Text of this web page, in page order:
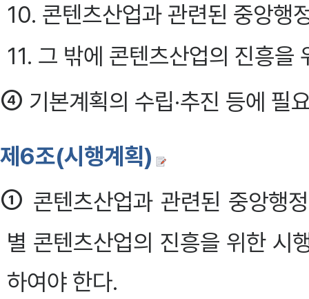
10. 콘텐츠산업과 관련된 중앙행
11. 그 밖에 콘텐츠산업의 진흥을
④ 기본계획의 수립·추진 등에 필
제6조(시행계획)
① 콘텐츠산업과 관련된 중앙행
별 콘텐츠산업의 진흥을 위한 시
하여야 한다.